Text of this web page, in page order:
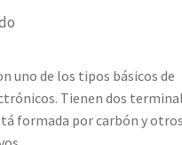
Impresos
uno de los tipos básicos de
Tienen dos
formada por carbón y otros